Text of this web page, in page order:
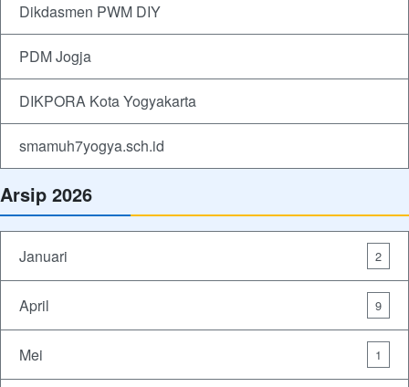
Dikdasmen PWM DIY
PDM Jogja
DIKPORA Kota Yogyakarta
smamuh7yogya.sch.id
Arsip 2026
Januari 2
April 9
Mei 1